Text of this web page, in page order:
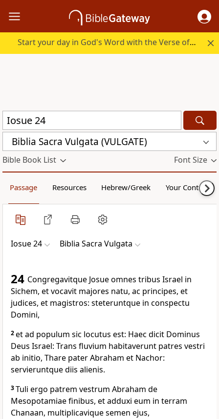
Start your day in God's Word with the Verse of the Day.
Biblia Sacra Vulgata (VULGATE)
Bible Book List Font Size
Passage Resources Hebrew/Greek Your Content
Iosue 24 Biblia Sacra Vulgata
24 Congregavitque Josue omnes tribus Israel in
Sichem, et vocavit majores natu, ac principes, et
judices, et magistros: steteruntque in conspectu
Domini,
2et ad populum sic locutus est: Haec dicit Dominus
Deus Israel: Trans fluvium habitaverunt patres vestri
ab initio, Thare pater Abraham et Nachor:
servieruntque diis alienis.
3Tuli ergo patrem vestrum Abraham de
Mesopotamiae finibus, et adduxi eum in terram
Chanaan, multiplicavique semen ejus,